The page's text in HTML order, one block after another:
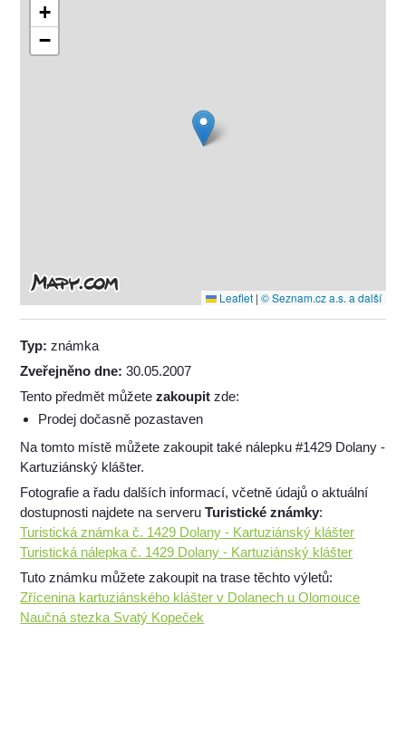
+
−
Leaflet | © Seznam.cz a.s. a další
Typ:známka
Zveřejněno dne:30.05.2007
Tento předmět můžetezakoupit zde:
Prodej dočasně pozastaven
Na tomto místě můžete zakoupit také nálepku #1429 Dolany -
Kartuziánský klášter.
Fotografie a řadu dalších informací, včetně údajů o aktuální
dostupnosti najdete na serveruTuristické známky:
Turistická známka č. 1429 Dolany - Kartuziánský klášter
Turistická nálepka č. 1429 Dolany - Kartuziánský klášter
Tuto známku můžete zakoupit na trase těchto výletů:
Zřícenina kartuziánského klášter v Dolanech u Olomouce
Naučná stezka Svatý Kopeček